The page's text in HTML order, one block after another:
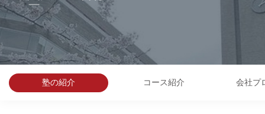
塾の紹介 コース紹介 会社プ